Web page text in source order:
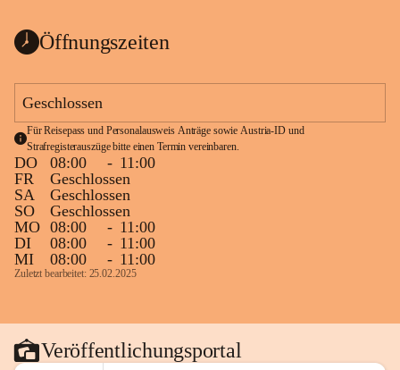
Öffnungszeiten
Geschlossen
Für Reisepass und Personalausweis Anträge sowie Austria-ID und
Strafregisterauszüge bitte einen Termin vereinbaren.
DO 08:00 - 11:00
FR
Geschlossen
SA
Geschlossen
SO
Geschlossen
MO 08:00 - 11:00
DI
08:00 - 11:00
MI
08:00 - 11:00
Zuletzt bearbeitet: 25.02.2025
Veröffentlichungsportal